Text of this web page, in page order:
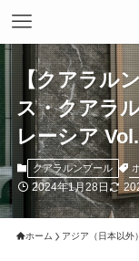
【クアラル
ス・クアラ
レーシア
クアラルンプール
2024年1月28日
ホーム アジア（日本以外）